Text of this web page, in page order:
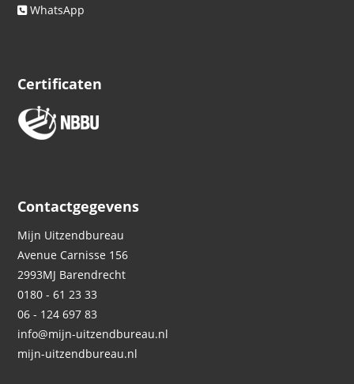
WhatsApp
Certificaten
Contactgegevens
Mijn Uitzendbureau
Avenue Carnisse 156
2993MJ Barendrecht
0180 - 61 23 33
06 - 124 697 83
info@mijn-uitzendbureau.nl
mijn-uitzendbureau.nl